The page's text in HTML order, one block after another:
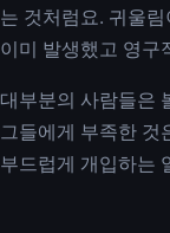
는 것처럼요. 귀울
이미 발생했고 영구
대부분의 사람들은
그들에게 부족한 것
부드럽게 개입하는